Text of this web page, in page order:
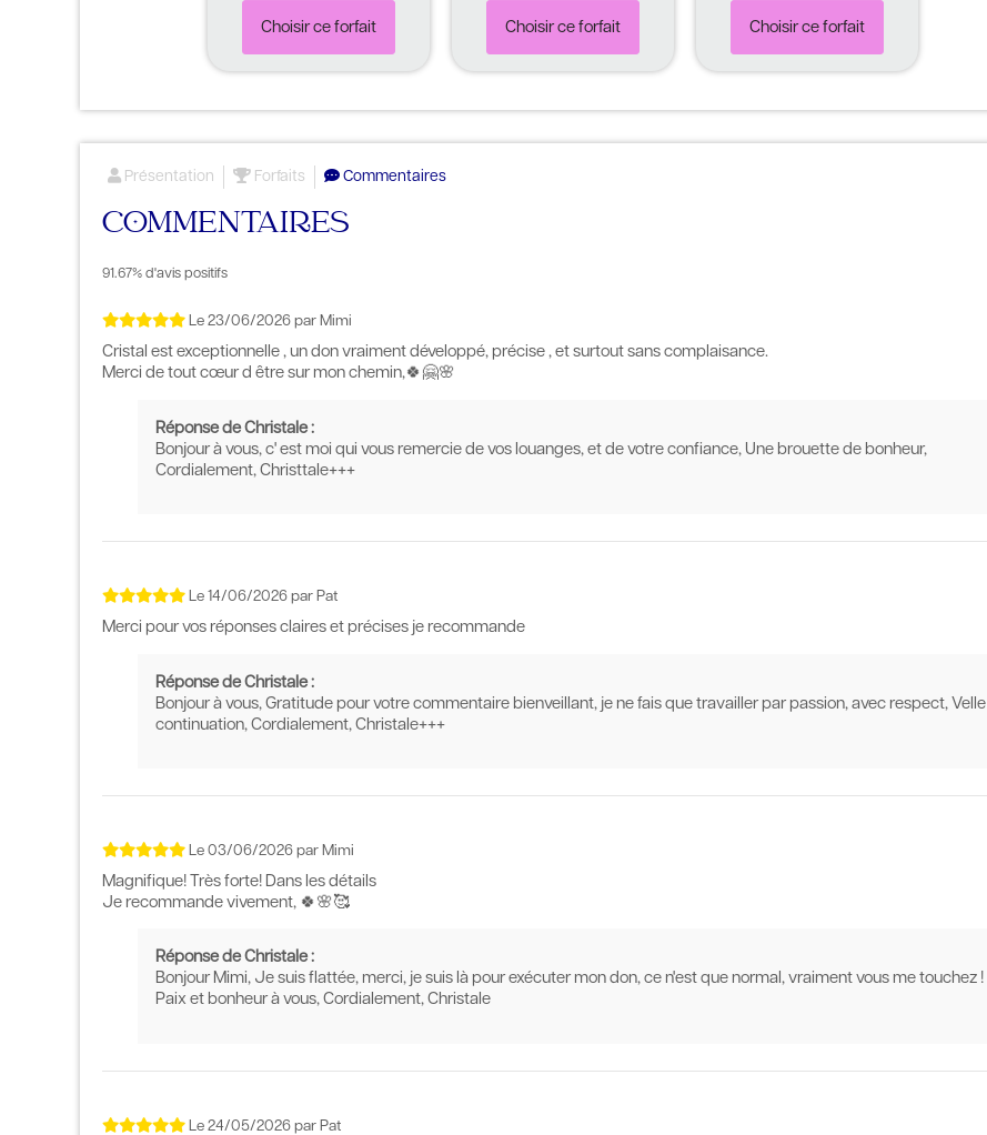
Choisir ce forfait Choisir ce forfait Choisir ce forfait
Présentation Forfaits Commentaires
COMMENTAIRES
91.67% d'avis positifs
Le 23/06/2026 par Mimi
Cristal est exceptionnelle , un don vraiment développé, précise , et surtout sans complaisance.
Merci de tout cœur d être sur mon chemin,🍀🤗🌸
Réponse de Christale :
Bonjour à vous, c' est moi qui vous remercie de vos louanges, et de votre confiance, Une brouette de bonheur,
Cordialement, Christtale+++
Le 14/06/2026 par Pat
Merci pour vos réponses claires et précises je recommande
Réponse de Christale :
Bonjour à vous, Gratitude pour votre commentaire bienveillant, je ne fais que travailler par passion, avec respect, Velle
continuation, Cordialement, Christale+++
Le 03/06/2026 par Mimi
Magnifique! Très forte! Dans les détails
Je recommande vivement, 🍀🌸🥰
Réponse de Christale :
Bonjour Mimi, Je suis flattée, merci, je suis là pour exécuter mon don, ce n'est que normal, vraiment vous me touchez !
Paix et bonheur à vous, Cordialement, Christale
Le 24/05/2026 par Pat